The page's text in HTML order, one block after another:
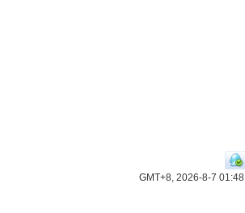
GMT+8, 2026-8-7 01:48